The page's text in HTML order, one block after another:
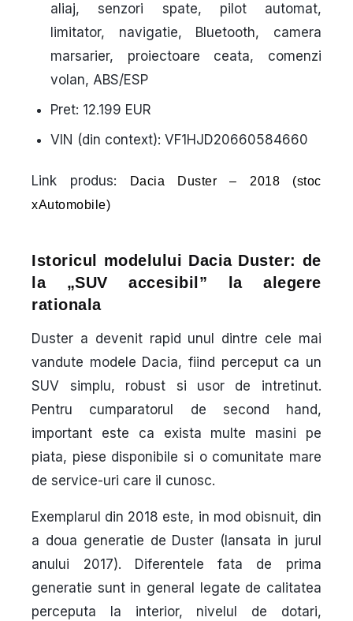
aliaj, senzori spate, pilot automat,
limitator, navigatie, Bluetooth, camera
marsarier, proiectoare ceata, comenzi
volan, ABS/ESP
Pret: 12.199 EUR
VIN (din context): VF1HJD20660584660
Link produs:
Dacia Duster – 2018 (stoc
xAutomobile)
Istoricul modelului Dacia Duster: de
la „SUV accesibil” la alegere
rationala
Duster a devenit rapid unul dintre cele mai
vandute modele Dacia, fiind perceput ca un
SUV simplu, robust si usor de intretinut.
Pentru cumparatorul de second hand,
important este ca exista multe masini pe
piata, piese disponibile si o comunitate mare
de service-uri care il cunosc.
Exemplarul din 2018 este, in mod obisnuit, din
a doua generatie de Duster (lansata in jurul
anului 2017). Diferentele fata de prima
generatie sunt in general legate de calitatea
perceputa la interior, nivelul de dotari,